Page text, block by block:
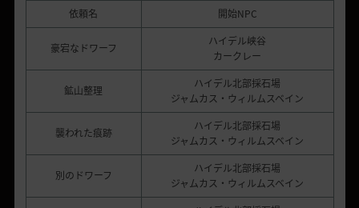
依頼名 開始NPC
豪宕なドワーフ
ハイデル峡谷
カークレー
鉱山整理
ハイデル北部採石場
ジャムカス・ウィルムスベイン
襲われた痕跡
ハイデル北部採石場
ジャムカス・ウィルムスベイン
別のドワーフ
ハイデル北部採石場
ジャムカス・ウィルムスベイン